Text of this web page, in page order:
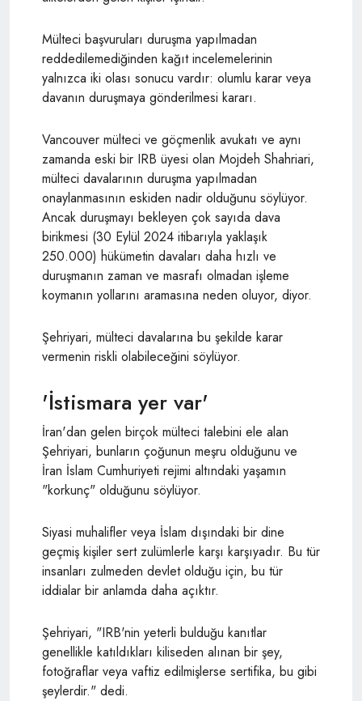
Mülteci başvuruları duruşma yapılmadan
reddedilemediğinden kağıt incelemelerinin
yalnızca iki olası sonucu vardır: olumlu karar veya
davanın duruşmaya gönderilmesi kararı.
Vancouver mülteci ve göçmenlik avukatı ve aynı
zamanda eski bir IRB üyesi olan Mojdeh Shahriari,
mülteci davalarının duruşma yapılmadan
onaylanmasının eskiden nadir olduğunu söylüyor.
Ancak duruşmayı bekleyen çok sayıda dava
birikmesi (30 Eylül 2024 itibarıyla yaklaşık
250.000) hükümetin davaları daha hızlı ve
duruşmanın zaman ve masrafı olmadan işleme
koymanın yollarını aramasına neden oluyor, diyor.
Şehriyari, mülteci davalarına bu şekilde karar
vermenin riskli olabileceğini söylüyor.
'İstismara yer var'
İran'dan gelen birçok mülteci talebini ele alan
Şehriyari, bunların çoğunun meşru olduğunu ve
İran İslam Cumhuriyeti rejimi altındaki yaşamın
"korkunç" olduğunu söylüyor.
Siyasi muhalifler veya İslam dışındaki bir dine
geçmiş kişiler sert zulümlerle karşı karşıyadır. Bu tür
insanları zulmeden devlet olduğu için, bu tür
iddialar bir anlamda daha açıktır.
Şehriyari, "IRB'nin yeterli bulduğu kanıtlar
genellikle katıldıkları kiliseden alınan bir şey,
fotoğraflar veya vaftiz edilmişlerse sertifika, bu gibi
şeylerdir." dedi.